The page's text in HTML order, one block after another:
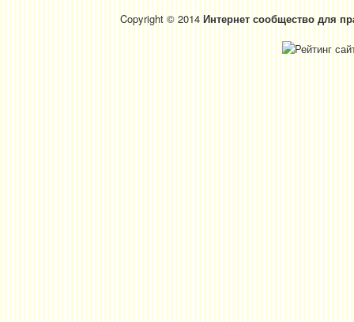
Copyright © 2014 Интернет сообщество для